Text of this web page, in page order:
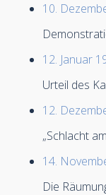
10.
12. Januar
Urteil des
12.
„Schlacht
14.
Die